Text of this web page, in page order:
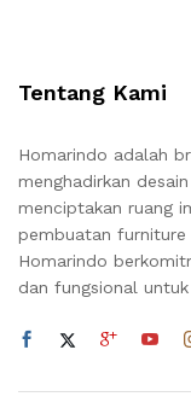
Tentang Kami
Homarindo adalah
menghadirkan
menciptakan ruang
pembuatan furniture
Homarindo
dan fungsional